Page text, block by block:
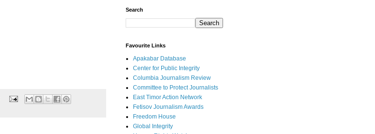
Search
Favourite Links
Apakabar Database
Center for Public Integrity
Columbia Journalism Review
Committee to Protect Journalists
East Timor Action Network
Fetisov Journalism Awards
Freedom House
Global Integrity